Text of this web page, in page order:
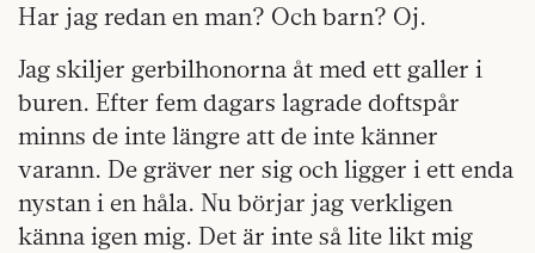
Har jag redan en man? Och barn? Oj.
Jag skiljer gerbilhonorna åt med ett galler i
buren. Efter fem dagars lagrade doftspår
minns de inte längre att de inte känner
varann. De gräver ner sig och ligger i ett enda
nystan i en håla. Nu börjar jag verkligen
känna igen mig. Det är inte så lite likt mig